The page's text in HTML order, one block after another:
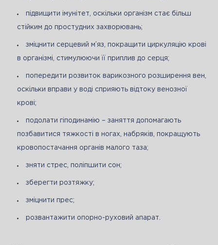
підвищити імунітет, оскільки організм стає більш
стійким до простудних захворювань;
зміцнити серцевий м’яз, покращити циркуляцію крові
в організмі, стимулюючи її приплив до серця;
попередити розвиток варикозного розширення вен,
оскільки вправи у воді сприяють відтоку венозної
крові;
подолати гіподинамію – заняття допомагають
позбавитися тяжкості в ногах, набряків, покращують
кровопостачання органів малого таза;
зняти стрес, поліпшити сон;
зберегти розтяжку;
зміцнити прес;
розвантажити опорно-руховий апарат.